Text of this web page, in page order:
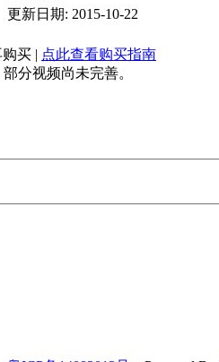
更新日期: 2015-10-22
买 | 点此查看购买指南
分视频尚未完善。